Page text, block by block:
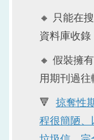
🔸 只能在
資料庫收錄
🔸 假裝擁
用期刊過往
🔻 掠奪性
程很簡陋、